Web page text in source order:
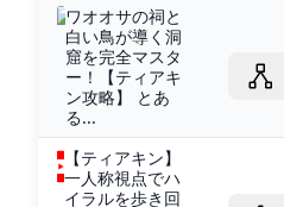
ワオオサの祠と
白い鳥が導く洞
窟を完全マスタ
ー！【ティアキ
ン攻略】 とあ
る...
【ティアキン】
一人称視点でハ
イラルを歩き回